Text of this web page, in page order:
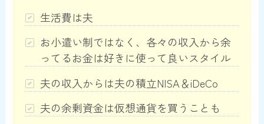
生活費は夫
お小遣い制ではなく、各々の収入から余
ってるお金は好きに使って良いスタイル
夫の収入からは夫の積立NISA＆iDeCo
夫の余剰資金は仮想通貨を買うことも